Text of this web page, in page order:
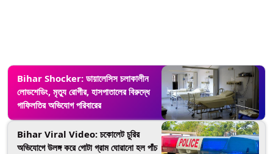
Bihar Shocker: ডায়ালেসিস চলাকালীন
লোডশেডিং, মৃত্যু রোগীর, হাসপাতালের বিরুদ্ধে
গাফিলতির অভিযোগ পরিবারের
Bihar Viral Video: চকোলেট চুরির
অভিযোগে উলঙ্গ করে গোটা গ্রাম ঘোরানো হল পাঁচ